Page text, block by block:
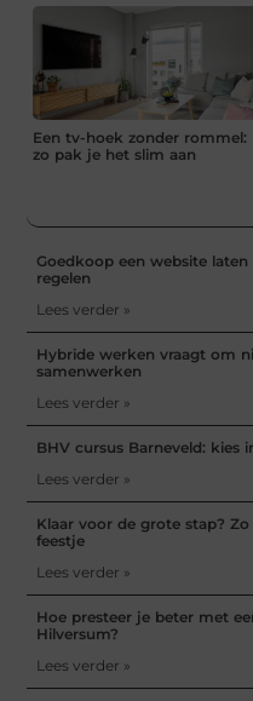
Een tv-hoek zonder rommel:
zo pak je het slim aan
Goedkoop een website
regelen
Lees verder »
Hybride werken vraagt om
samenwerken
Lees verder »
BHV cursus Barneveld: kies
Lees verder »
Klaar voor de grote stap?
feestje
Lees verder »
Hoe presteer je beter met
Hilversum?
Lees verder »